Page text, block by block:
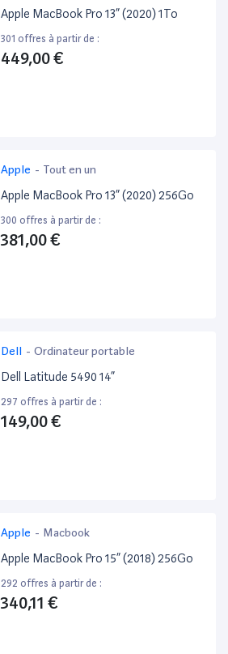
Apple MacBook Pro 13” (2020) 1To
301 offres à partir de :
449,00 €
Apple - Tout en un
Apple MacBook Pro 13” (2020) 256Go
300 offres à partir de :
381,00 €
Dell - Ordinateur portable
Dell Latitude 5490 14”
297 offres à partir de :
149,00 €
Apple - Macbook
Apple MacBook Pro 15” (2018) 256Go
292 offres à partir de :
340,11 €